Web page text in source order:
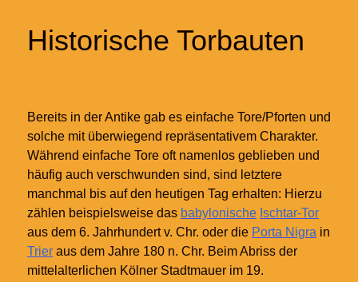
Historische Torbauten
Bereits in der Antike gab es einfache Tore/Pforten und
solche mit überwiegend repräsentativem Charakter.
Während einfache Tore oft namenlos geblieben und
häufig auch verschwunden sind, sind letztere
manchmal bis auf den heutigen Tag erhalten: Hierzu
zählen beispielsweise das babylonische Ischtar-Tor
aus dem 6. Jahrhundert v. Chr. oder die Porta Nigra in
Trier aus dem Jahre 180 n. Chr. Beim Abriss der
mittelalterlichen Kölner Stadtmauer im 19.